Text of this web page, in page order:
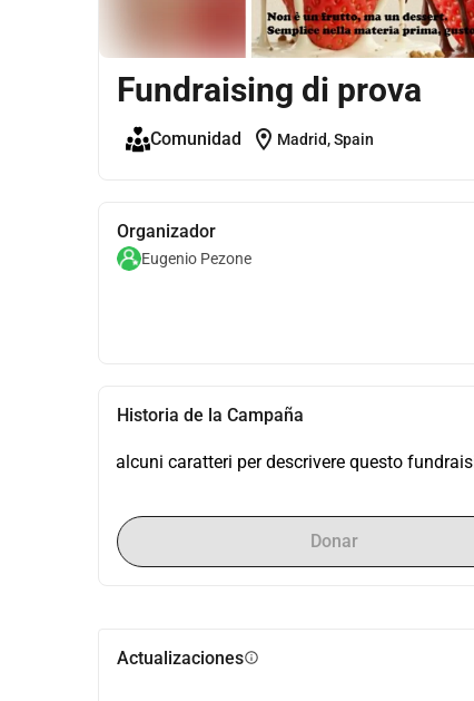
Fundraising di prova
Comunidad location_on Madrid, Spain
Organizador
Eugenio Pezone
Historia de la Campaña
alcuni caratteri per descrivere questo
Donar
Actualizacionesinfo